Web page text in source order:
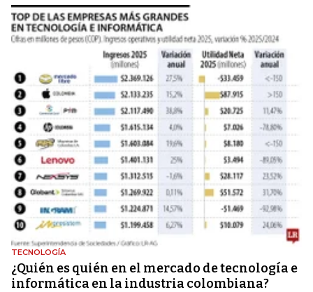
TECNOLOGÍA
¿Quién es quién en el mercado de tecnología e
informática en la industria colombiana?